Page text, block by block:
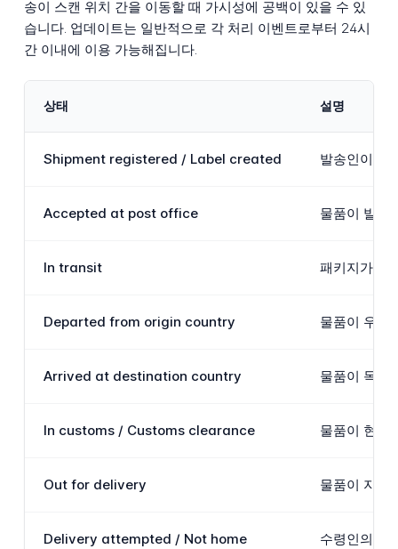
송이 스캔 위치 간을 이동할 때 가시성에 공백이 있을 수 있
습니다. 업데이트는 일반적으로 각 처리 이벤트로부터 24시
간 이내에 이용 가능해집니다.
상태 설명
Shipment registered / Label created 발송인이 배
Accepted at post office 물품이 발송
In transit 패키지가 배
Departed from origin country 물품이 우즈
Arrived at destination country 물품이 목적
In customs / Customs clearance 물품이 현재
Out for delivery 물품이 지역
Delivery attempted / Not home 수령인의 주